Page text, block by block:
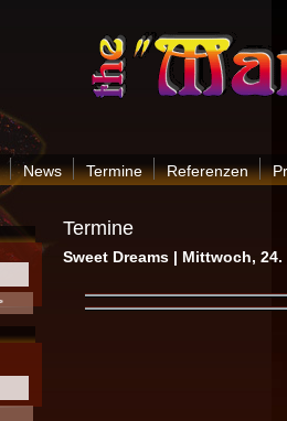
News Termine Referenzen
Termine
Sweet Dreams | Mittwoch,